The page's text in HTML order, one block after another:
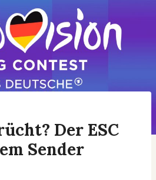
Der ESC
Sender